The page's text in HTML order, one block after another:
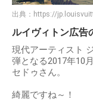
出典： https://
ルイヴィトン広
現代アーティスト
弾となる2017年10
セドゥさん。
綺麗ですね～！